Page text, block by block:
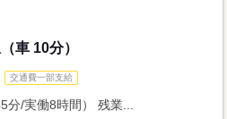
車 10分）
交通費一部支給
/実働8時間） 残業...